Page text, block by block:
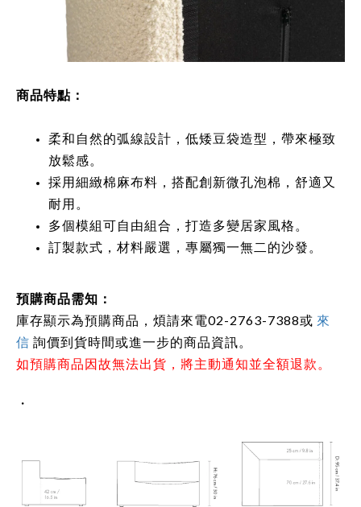
商品特點：
柔和自然的弧線設計，低矮豆袋造型，帶來極致
放鬆感。
採用細緻棉麻布料，搭配創新微孔泡棉，舒適又
耐用。
多個模組可自由組合，打造多變居家風格。
訂製款式，材料嚴選，專屬獨一無二的沙發。
預購商品需知：
庫存顯示為預購商品，煩請來電02-2763-7388或 來
信 詢價到貨時間或進一步的商品資訊。
如預購商品因故無法出貨，將主動通知並全額退款。
・